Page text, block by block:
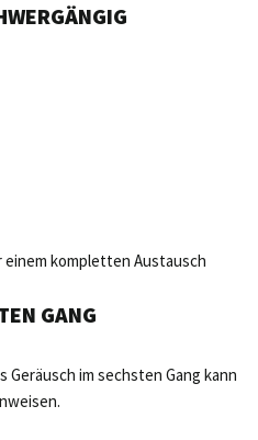
einem kompletten Austausch
GANG
Geräusch im sechsten Gang kann